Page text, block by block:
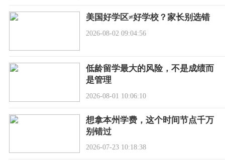
美国好学区≠好学校？家长别选错
2026-08-02 09:04:56
低龄留学最大的风险，不是成绩而
是管理
2026-08-01 10:06:10
想拿本州学费，这个时间节点千万
别错过
2026-07-23 10:18:38